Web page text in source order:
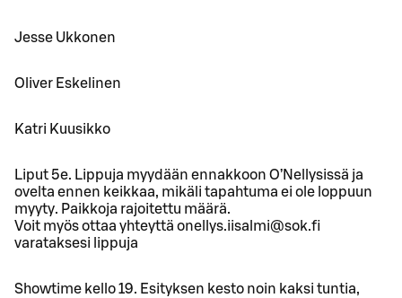
Jesse Ukkonen
Oliver Eskelinen
Katri Kuusikko
Liput 5e. Lippuja myydään ennakkoon O’Nellysissä ja
ovelta ennen keikkaa, mikäli tapahtuma ei ole loppuun
myyty. Paikkoja rajoitettu määrä.
Voit myös ottaa yhteyttä onellys.iisalmi@sok.fi
varataksesi lippuja
Showtime kello 19. Esityksen kesto noin kaksi tuntia,